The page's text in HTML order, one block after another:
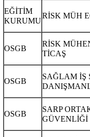
EĞİTİM
KURUMU
RİSK MÜH
OSGB
RİSK
TİCAŞ
OSGB
SAĞLAM İŞ
OSGB
SARP
GÜVENLİĞİ